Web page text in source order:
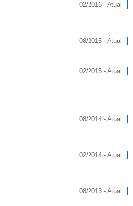
02/2016 - Atual
08/2015 - Atual
02/2015 - Atual
08/2014 - Atual
02/2014 - Atual
08/2013 - Atual